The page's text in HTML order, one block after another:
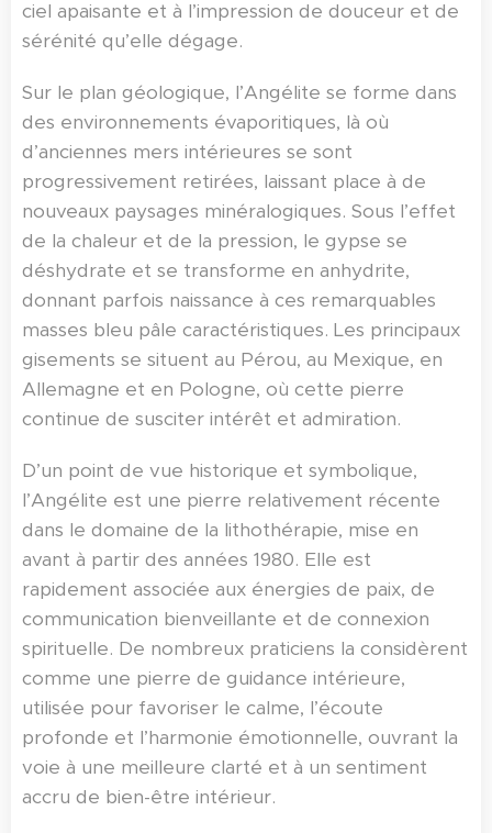
ciel apaisante et à l’impression de douceur et de
sérénité qu’elle dégage.
Sur le plan géologique, l’Angélite se forme dans
des environnements évaporitiques, là où
d’anciennes mers intérieures se sont
progressivement retirées, laissant place à de
nouveaux paysages minéralogiques. Sous l’effet
de la chaleur et de la pression, le gypse se
déshydrate et se transforme en anhydrite,
donnant parfois naissance à ces remarquables
masses bleu pâle caractéristiques. Les principaux
gisements se situent au Pérou, au Mexique, en
Allemagne et en Pologne, où cette pierre
continue de susciter intérêt et admiration.
D’un point de vue historique et symbolique,
l’Angélite est une pierre relativement récente
dans le domaine de la lithothérapie, mise en
avant à partir des années 1980. Elle est
rapidement associée aux énergies de paix, de
communication bienveillante et de connexion
spirituelle. De nombreux praticiens la considèrent
comme une pierre de guidance intérieure,
utilisée pour favoriser le calme, l’écoute
profonde et l’harmonie émotionnelle, ouvrant la
voie à une meilleure clarté et à un sentiment
accru de bien-être intérieur.